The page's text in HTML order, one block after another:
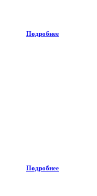
Подробнее
Подробнее